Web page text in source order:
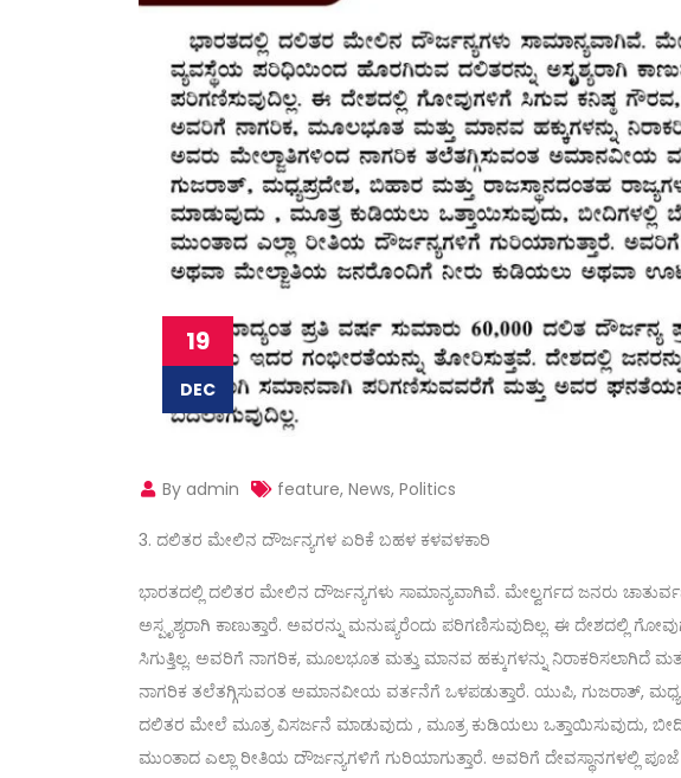
19
DEC
By admin feature, News, Politics
ದಲಿತರ ಮೇಲಿನ ದೌರ್ಜನ್ಯಗಳ ಏರಿಕೆ ಬಹಳ ಕಳವಳಕಾರಿ
ಭಾರತದಲ್ಲಿ ದಲಿತರ ಮೇಲಿನ ದೌರ್ಜನ್ಯಗಳು ಸಾಮಾನ್ಯವಾಗಿವೆ. ಮೇಲ್ವರ್ಗದ ಜನರು
ಅಸ್ಪೃಶ್ಯರಾಗಿ ಕಾಣುತ್ತಾರೆ. ಅವರನ್ನು ಮನುಷ್ಯರೆಂದು ಪರಿಗಣಿಸುವುದಿಲ್ಲ. ಈ ದೇಶದಲ್ಲಿ
ಸಿಗುತ್ತಿಲ್ಲ. ಅವರಿಗೆ ನಾಗರಿಕ, ಮೂಲಭೂತ ಮತ್ತು ಮಾನವ ಹಕ್ಕುಗಳನ್ನು ನಿರಾಕರಿಸಲಾಗಿದೆ
ನಾಗರಿಕ ತಲೆತಗ್ಗಿಸುವಂತ ಅಮಾನವೀಯ ವರ್ತನೆಗೆ ಒಳಪಡುತ್ತಾರೆ. ಯುಪಿ, ಗುಜರಾತ್,
ದಲಿತರ ಮೇಲೆ ಮೂತ್ರ ವಿಸರ್ಜನೆ ಮಾಡುವುದು , ಮೂತ್ರ ಕುಡಿಯಲು ಒತ್ತಾಯಿಸುವುದು,
ಮುಂತಾದ ಎಲ್ಲಾ ರೀತಿಯ ದೌರ್ಜನ್ಯಗಳಿಗೆ ಗುರಿಯಾಗುತ್ತಾರೆ. ಅವರಿಗೆ ದೇವಸ್ಥಾನಗಳಲ್ಲಿ